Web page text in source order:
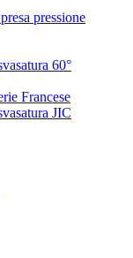
pressione
60°
Francese
JIC